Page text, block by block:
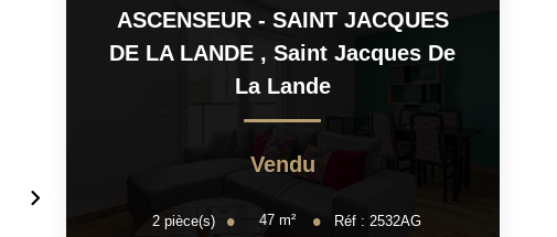
ASCENSEUR - SAINT JACQUES
DE LA LANDE ,Saint Jacques De
La Lande
Vendu
2pièce(s) 47m² Réf : 2532AG